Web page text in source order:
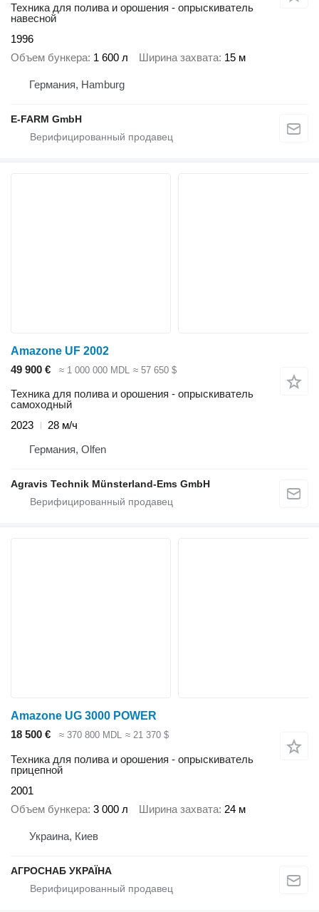
Техника для полива и орошения - опрыскиватель
навесной
1996
Объем бункера 1 600 л Ширина захвата 15 м
Германия, Hamburg
E-FARM GmbH
Amazone UF 2002
49 900 €
≈ 1 000 000 MDL ≈ 57 650 $
Техника для полива и орошения - опрыскиватель
самоходный
2023
28 м/ч
Германия, Olfen
Agravis Technik Münsterland-Ems GmbH
Amazone UG 3000 POWER
18 500 €
≈ 370 800 MDL ≈ 21 370 $
Техника для полива и орошения - опрыскиватель
прицепной
2001
Объем бункера 3 000 л Ширина захвата 24 м
Украина, Киев
АГРОСНАБ УКРАЇНА